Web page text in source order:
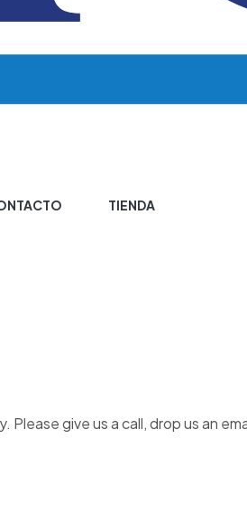
TIENDA
give us a call, drop us an